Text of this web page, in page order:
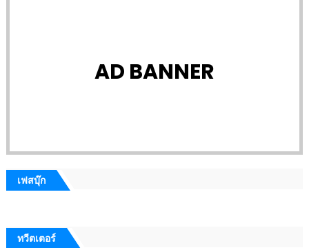
AD BANNER
เฟสบุ๊ก
ทวีตเตอร์